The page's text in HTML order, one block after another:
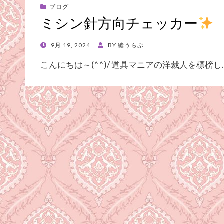
ブログ
ミシン針方向チェッカー
POSTED
9月 19, 2024 BY 縫うらぶ
こんにちは～(^^)/ 道具マニアの洋裁人を標榜